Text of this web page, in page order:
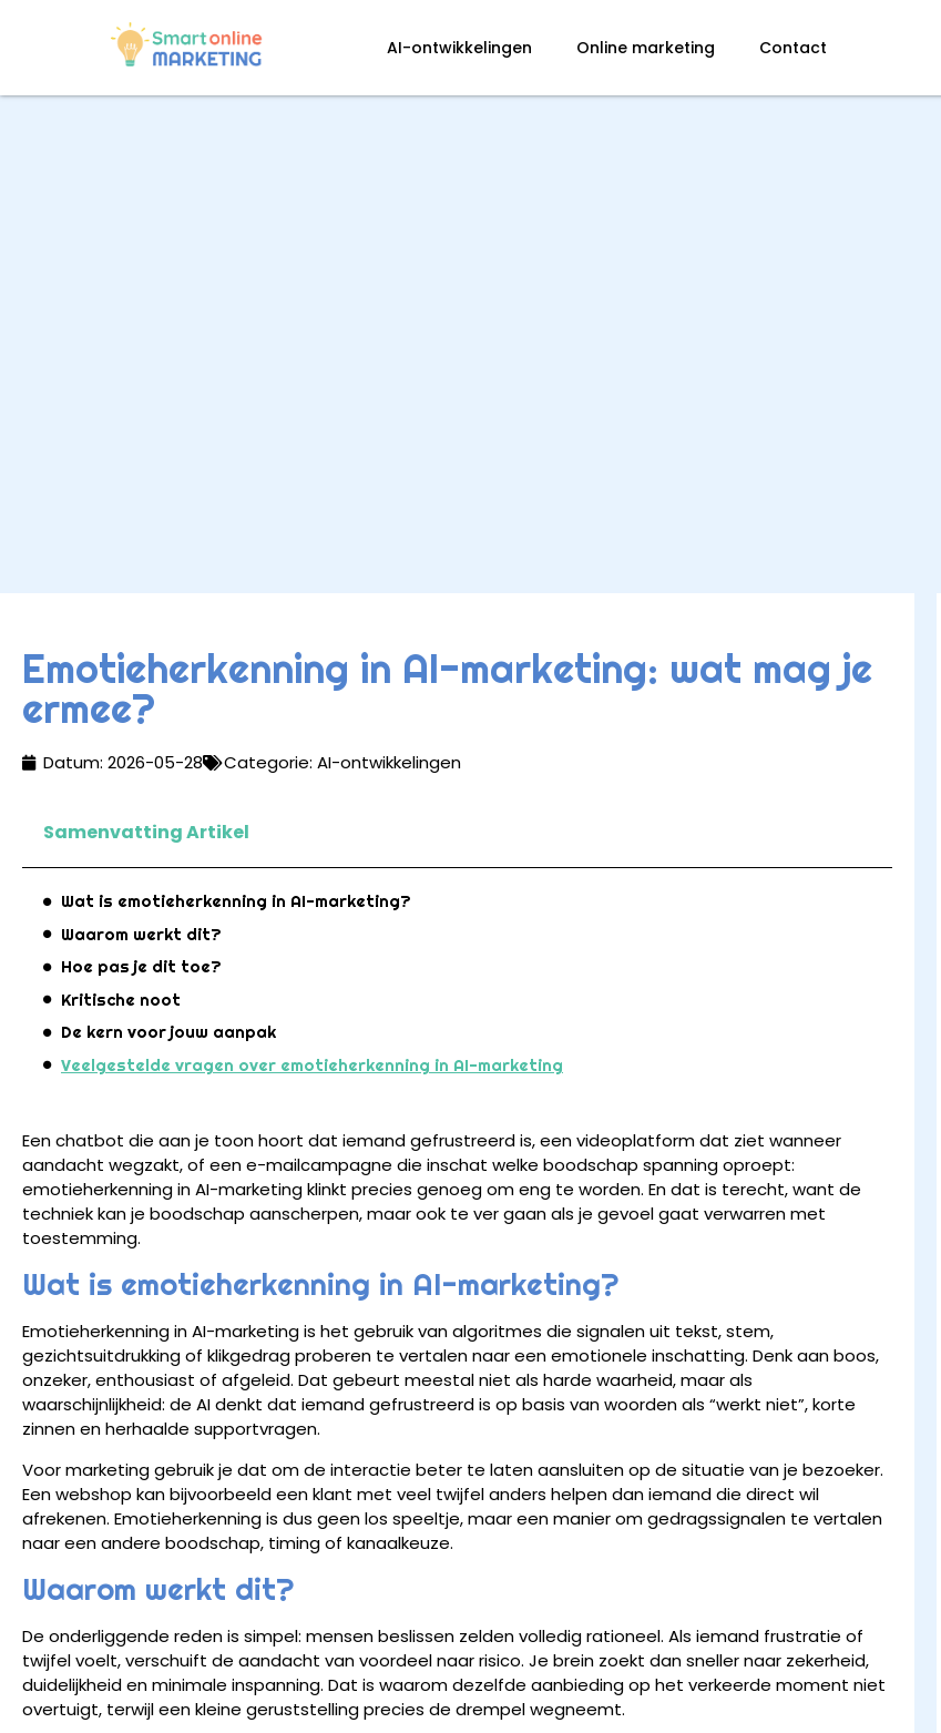
AI-ontwikkelingen Online marketing Contact
Emotieherkenning in AI-marketing: wat mag je
ermee?
Datum: 2026-05-28 Categorie: AI-ontwikkelingen
Samenvatting Artikel
Wat is emotieherkenning in AI-marketing?
Waarom werkt dit?
Hoe pas je dit toe?
Kritische noot
De kern voor jouw aanpak
Veelgestelde vragen over emotieherkenning in AI-marketing
Een chatbot die aan je toon hoort dat iemand gefrustreerd is, een videoplatform dat ziet wanneer
aandacht wegzakt, of een e-mailcampagne die inschat welke boodschap spanning oproept:
emotieherkenning in AI-marketing klinkt precies genoeg om eng te worden. En dat is terecht, want de
techniek kan je boodschap aanscherpen, maar ook te ver gaan als je gevoel gaat verwarren met
toestemming.
Wat is emotieherkenning in AI-marketing?
Emotieherkenning in AI-marketing is het gebruik van algoritmes die signalen uit tekst, stem,
gezichtsuitdrukking of klikgedrag proberen te vertalen naar een emotionele inschatting. Denk aan boos,
onzeker, enthousiast of afgeleid. Dat gebeurt meestal niet als harde waarheid, maar als
waarschijnlijkheid: de AI denkt dat iemand gefrustreerd is op basis van woorden als “werkt niet”, korte
zinnen en herhaalde supportvragen.
Voor marketing gebruik je dat om de interactie beter te laten aansluiten op de situatie van je bezoeker.
Een webshop kan bijvoorbeeld een klant met veel twijfel anders helpen dan iemand die direct wil
afrekenen. Emotieherkenning is dus geen los speeltje, maar een manier om gedragssignalen te vertalen
naar een andere boodschap, timing of kanaalkeuze.
Waarom werkt dit?
De onderliggende reden is simpel: mensen beslissen zelden volledig rationeel. Als iemand frustratie of
twijfel voelt, verschuift de aandacht van voordeel naar risico. Je brein zoekt dan sneller naar zekerheid,
duidelijkheid en minimale inspanning. Dat is waarom dezelfde aanbieding op het verkeerde moment niet
overtuigt, terwijl een kleine geruststelling precies de drempel wegneemt.